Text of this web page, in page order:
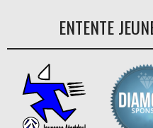
ENTENTE